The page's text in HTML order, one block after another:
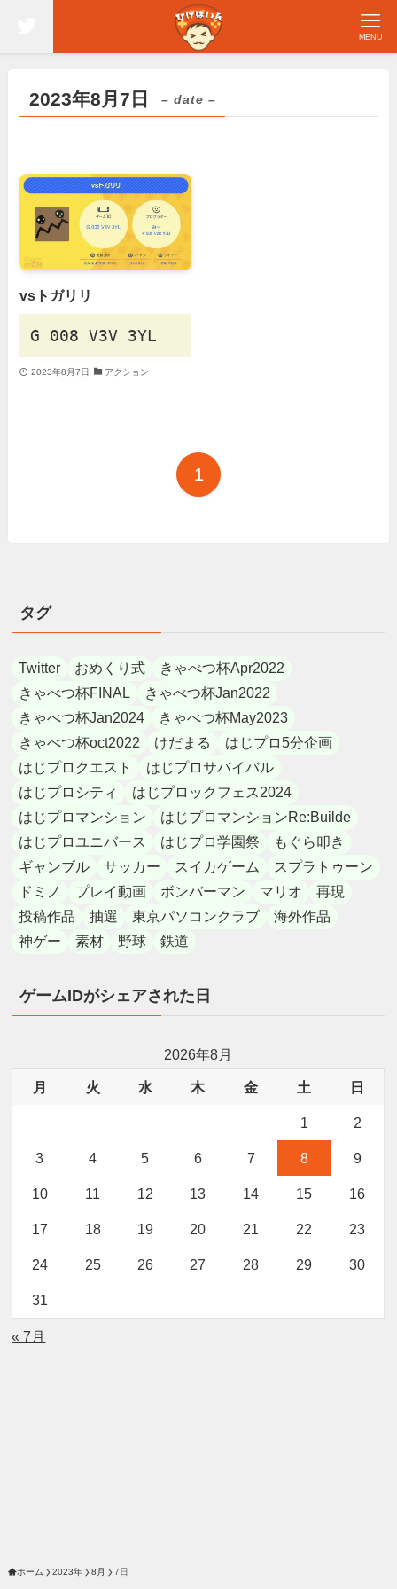
MENU
2023年8月7日 – date –
vsトガリリ
G 008 V3V 3YL
2023年8月7日 アクション
1
タグ
Twitter おめくり式
きゃべつ杯Apr2022
きゃべつ杯FINAL
きゃべつ杯Jan2022
きゃべつ杯Jan2024
きゃべつ杯May2023
きゃべつ杯oct2022
けだまる
はじプロ5分企画
はじプロクエスト
はじプロサバイバル
はじプロシティ
はじプロックフェス2024
はじプロマンション
はじプロマンションRe:Builde
はじプロユニバース
はじプロ学園祭
もぐら叩き
ギャンブル
サッカー スイカゲーム
スプラトゥーン
ドミノ
プレイ動画 ボンバーマン マリオ
再現
投稿作品
抽選 東京パソコンクラブ
海外作品
神ゲー
素材 野球 鉄道
ゲームIDがシェアされた日
2026年8月
月 火 水 木 金 土 日
1 2
3 4 5 6 7 8 9
10 11 12 13 14 15 16
17 18 19 20 21 22 23
24 25 26 27 28 29 30
31
« 7月
ホーム 2023年 8月 7日